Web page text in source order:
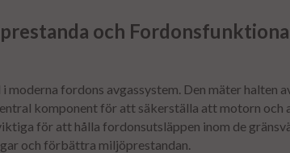
och
moderna fordons avgassystem. Den mäter halten
komponent för att säkerställa att motorn och
för att hålla fordonsutsläppen inom de
och förbättra miljöprestandan.